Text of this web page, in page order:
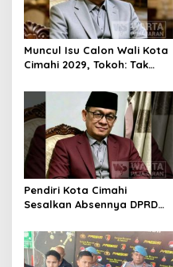
Muncul Isu Calon Wali Kota
Cimahi 2029, Tokoh: Tak
Legitimasi Parpol
Pendiri Kota Cimahi
Sesalkan Absennya DPRD
Rebranding RSUD Cibabat